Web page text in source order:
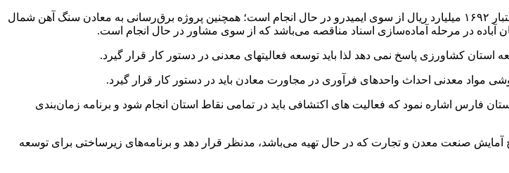
جعفری اضافه کرد: در حال حاضر پرونده قطعه دوم محور خرامه به طول حدود ۳۰ کیلومتر با اعتبار ۱۶۹۲ میلیارد ریال از سوی ایمیدرو در حال انجام است؛ همچنین پروژه برق‌رسانی به معادن سنگ آهن شمال
کشاورزی پاسخ نمی دهد لذا باید توسعه فعالیتهای معدنی در دستور کار قرار گیرد.
مواد معدنی احداث واحدهای فرآوری در مجاورت معادن باید در دستور کار قرار گیرد.
فارس اشاره نمود که فعالیت های اکتشافی باید در تمامی نقاط استان انجام شود و برنامه زمان‌بندی
آمایش صنعت معدن و تجارت که در حال تهیه می‌باشد، مدنظر قرار دهد و برنامه‌های زیرساختی برای توسعه